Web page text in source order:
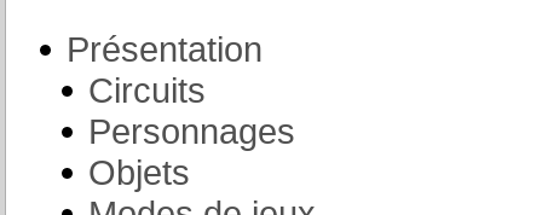
Présentation
Circuits
Personnages
Objets